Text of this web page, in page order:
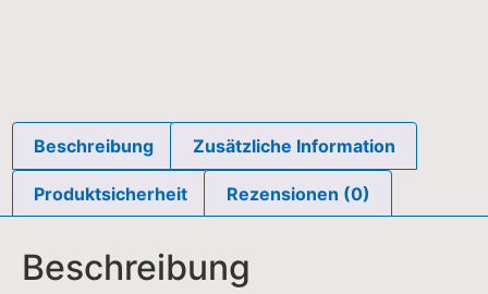
Beschreibung Zusätzliche Information
Produktsicherheit Rezensionen (0)
Beschreibung